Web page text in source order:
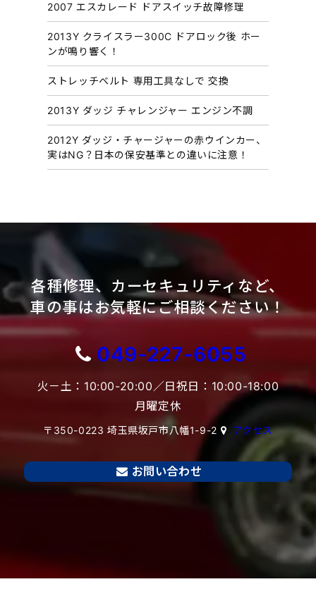
ブ
2007 エスカレード ドアスイッチ故障修理
2013Y クライスラー300C ドアロック後 ホー
ンが鳴り響く！
ストレッチベルト 専用工具なしで 交換
2013Y ダッジ チャレンジャー エンジン不調
2012Y ダッジ・チャージャーの赤ウインカー、
実はNG？日本の保安基準との違いに注意！
各種修理、カーセキュリティなど、
車の事はお気軽にご相談ください！
049-227-6055
火－土：10:00-20:00／日祝日：10:00-18:00
月曜定休
〒350-0223 埼玉県坂戸市八幡1-9-2 アクセス
お問い合わせ